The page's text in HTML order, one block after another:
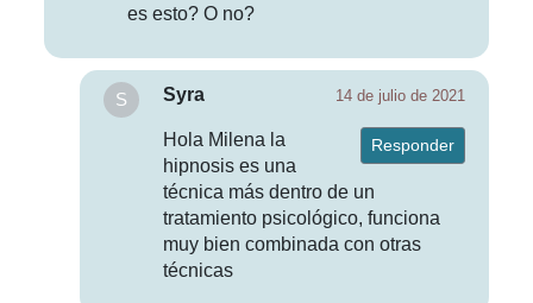
es esto? O no?
14 de julio de 2021
Syra
Responder
Hola Milena la
hipnosis es una
técnica más dentro de un
tratamiento psicológico, funciona
muy bien combinada con otras
técnicas